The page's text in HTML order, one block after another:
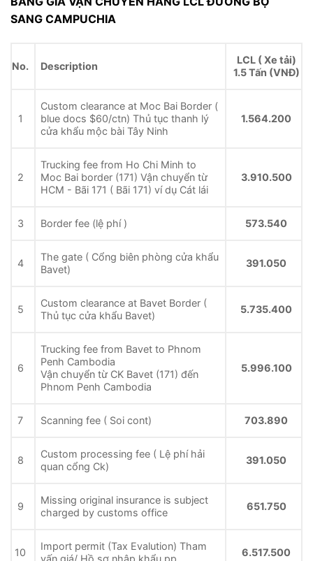
SANG CAMPUCHIA
No. Description
LCL ( Xe tải)
1.5 Tấn (VNĐ)
1
Custom clearance at Moc Bai Border (
blue docs $60/ctn) Thủ tục thanh lý
cửa khẩu mộc bài Tây Ninh
1.564.200
2
Trucking fee from Ho Chi Minh to
Moc Bai border (171) Vận chuyển từ
HCM - Bãi 171 ( Bãi 171) ví dụ Cát lái
3.910.500
3 Border fee (lệ phí ) 573.540
4
The gate ( Cổng biên phòng cửa khẩu
Bavet)
391.050
5
Custom clearance at Bavet Border (
Thủ tục cửa khẩu Bavet)
5.735.400
6
Trucking fee from Bavet to Phnom
Penh Cambodia
Vận chuyển từ CK Bavet (171) đến
Phnom Penh Cambodia
5.996.100
7 Scanning fee ( Soi cont) 703.890
8
Custom processing fee ( Lệ phí hải
quan cổng Ck)
391.050
9
Missing original insurance is subject
charged by customs office
651.750
10
Import permit (Tax Evalution) Tham
6.517.500